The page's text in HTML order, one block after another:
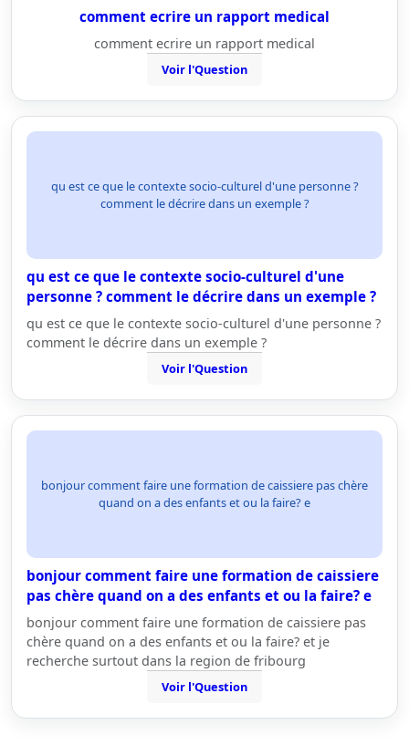
comment ecrire un rapport medical
comment ecrire un rapport medical
Voir l'Question
qu est ce que le contexte socio-culturel d'une personne ?
comment le décrire dans un exemple ?
qu est ce que le contexte socio-culturel d'une
personne ? comment le décrire dans un exemple ?
qu est ce que le contexte socio-culturel d'une personne ?
comment le décrire dans un exemple ?
Voir l'Question
bonjour comment faire une formation de caissiere pas chère
quand on a des enfants et ou la faire? e
bonjour comment faire une formation de caissiere
pas chère quand on a des enfants et ou la faire? e
bonjour comment faire une formation de caissiere pas
chère quand on a des enfants et ou la faire? et je
recherche surtout dans la region de fribourg
Voir l'Question